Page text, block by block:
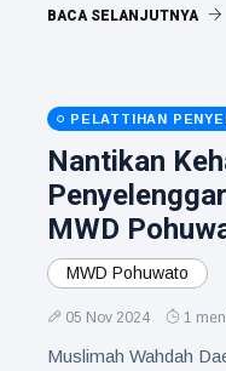
BACA SELANJUTNYA
PELATTIHAN
Nantikan
MWD
MWD Pohuwato
05 Nov 2024 1
Muslimah Wahdah